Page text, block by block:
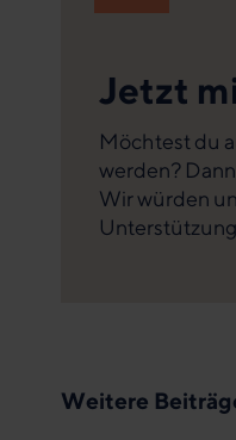
Jetzt
Möchtest du
werden?
Wir würden
Weitere